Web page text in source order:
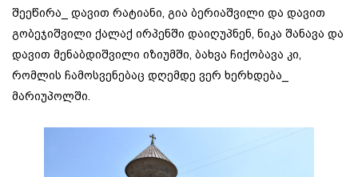
შეეწირა_ დავით რატიანი, გია ბერიაშვილი და დავით
გობეჯიშვილი ქალაქ ირპენში დაიღუპნენ, ნიკა შანავა და
დავით მენაბდიშვილი იზიუმში, ბახვა ჩიქობავა კი,
რომლის ჩამოსვენებაც დღემდე ვერ ხერხდება_
მარიუპოლში.